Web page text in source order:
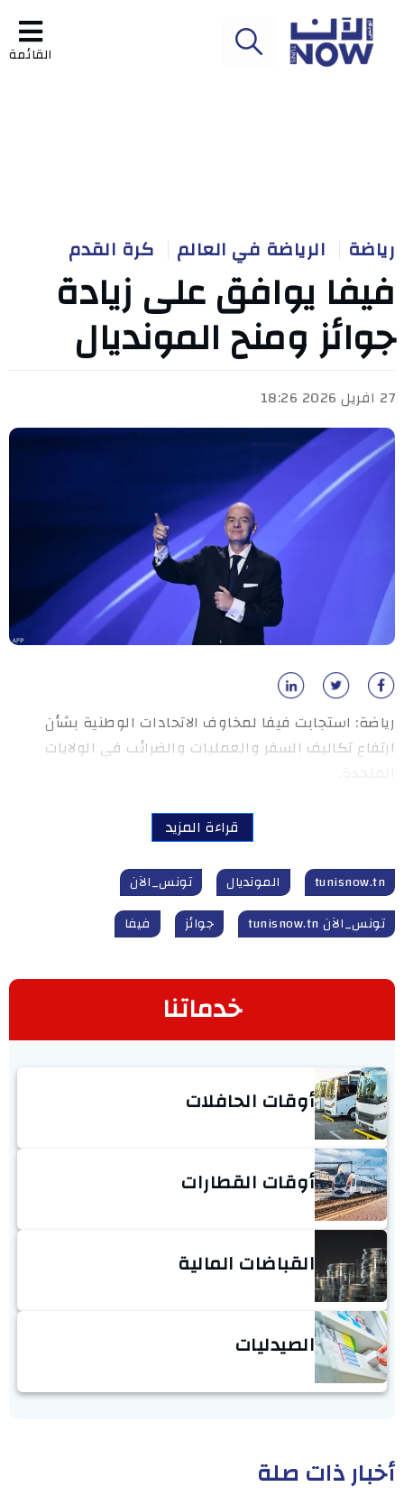
القائمة
رياضة الرياضة في العالم كرة القدم
فيفا يوافق على زيادة
جوائز ومنح المونديال
27 افريل 2026 18:26
رياضة: استجابت فيفا لمخاوف الاتحادات الوطنية بشأن
ارتفاع تكاليف السفر والعمليات والضرائب في الولايات
قراءة المزيد
tunisnow.tn المونديال‎‎
تونس_الآن
تونس_الآن tunisnow.tn
جوائز فيفا
خدماتنا
أوقات الحافلات
أوقات القطارات
القباضات المالية
الصيدليات
أخبار ذات صلة